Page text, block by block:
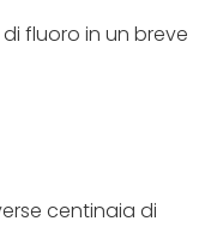
fluoro in un breve
centinaia di